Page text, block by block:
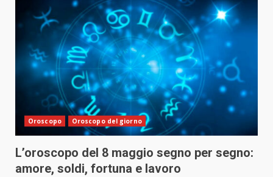
Oroscopo Oroscopo del giorno
L’oroscopo del 8 maggio segno per segno:
amore, soldi, fortuna e lavoro